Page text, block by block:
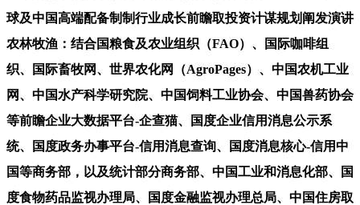
球及中国高端配备制制行业成长前瞻取投资计谋规划阐发演讲
农林牧渔：结合国粮食及农业组织（FAO）、国际咖啡组
织、国际畜牧网、世界农化网（AgroPages）、中国农机工业
网、中国水产科学研究院、中国饲料工业协会、中国兽药协会
等前瞻企业大数据平台-企查猫、国度企业信用消息公示系
统、国度政务办事平台-信用消息查询、国度消息核心-信用中
国等商务部，以及统计部分商务部、中国工业和消息化部、国
度食物药品监视办理局、国度金融监视办理总局、中国住房取